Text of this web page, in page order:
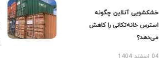
خشکشویی آنلاین چگونه
استرس خانه‌تکانی را کاهش
می‌دهد؟
04 اسفند 1404